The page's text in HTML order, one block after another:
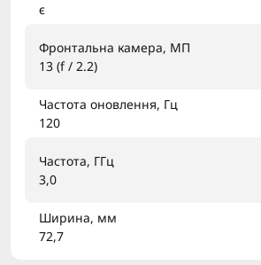
є
Фронтальна камера, МП
13 (f / 2.2)
Частота оновлення, Гц
120
Частота, ГГц
3,0
Ширина, мм
72,7